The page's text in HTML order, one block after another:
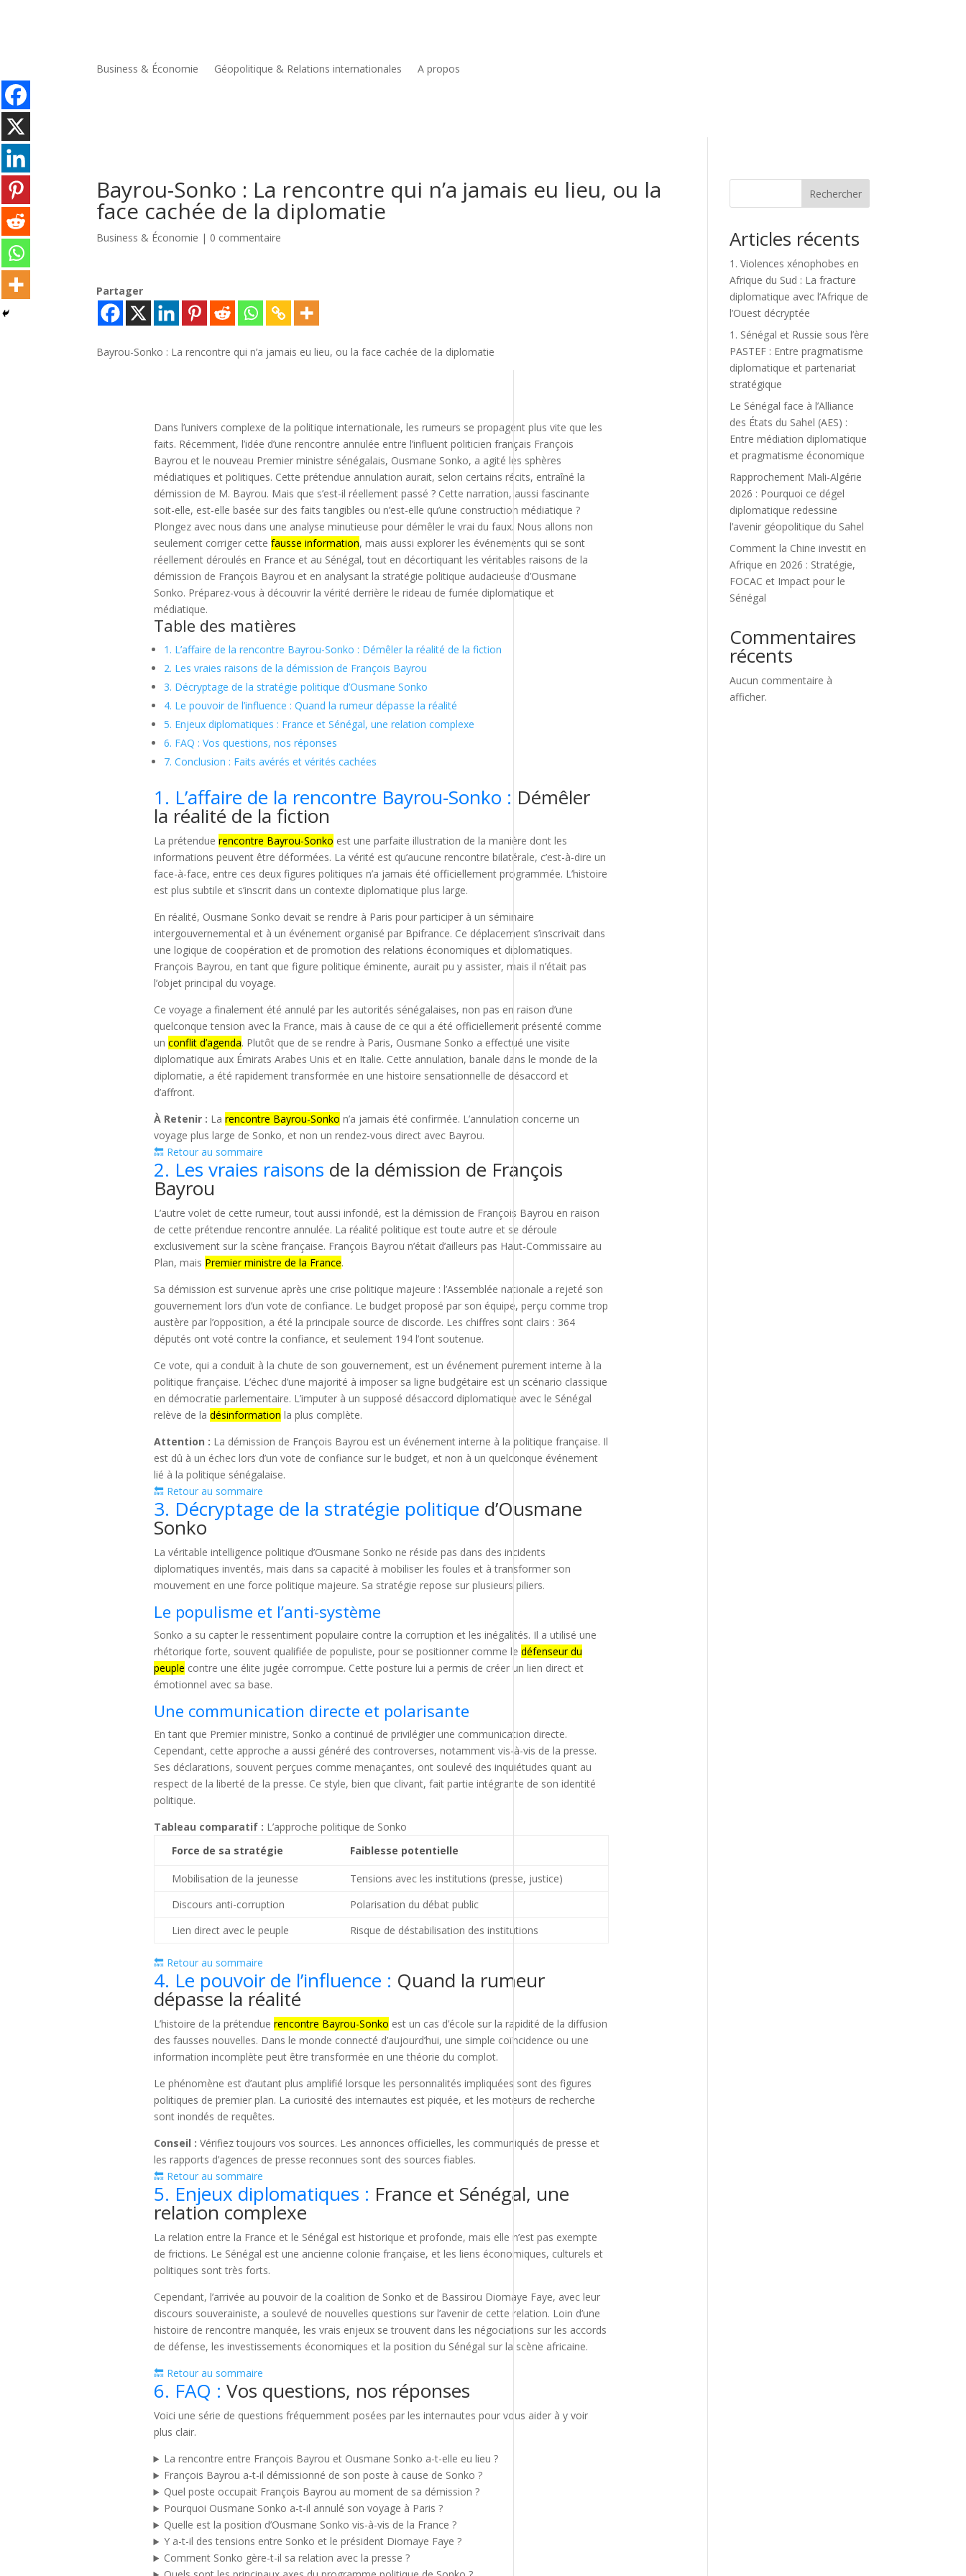
Business & Économie Géopolitique & Relations internationales A propos
Bayrou-Sonko : La rencontre qui n’a jamais eu lieu, ou la
face cachée de la diplomatie
Business & Économie | 0 commentaire
Partager
Bayrou-Sonko : La rencontre qui n’a jamais eu lieu, ou la face cachée de la diplomatie
Dans l’univers complexe de la politique internationale, les rumeurs se propagent plus vite que les
faits. Récemment, l’idée d’une rencontre annulée entre l’influent politicien français François
Bayrou et le nouveau Premier ministre sénégalais, Ousmane Sonko, a agité les sphères
médiatiques et politiques. Cette prétendue annulation aurait, selon certains récits, entraîné la
démission de M. Bayrou. Mais que s’est-il réellement passé ? Cette narration, aussi fascinante
soit-elle, est-elle basée sur des faits tangibles ou n’est-elle qu’une construction médiatique ?
Plongez avec nous dans une analyse minutieuse pour démêler le vrai du faux. Nous allons non
seulement corriger cette fausse information, mais aussi explorer les événements qui se sont
réellement déroulés en France et au Sénégal, tout en décortiquant les véritables raisons de la
démission de François Bayrou et en analysant la stratégie politique audacieuse d’Ousmane
Sonko. Préparez-vous à découvrir la vérité derrière le rideau de fumée diplomatique et
médiatique.
Table des matières
1. L’affaire de la rencontre Bayrou-Sonko : Démêler la réalité de la fiction
2. Les vraies raisons de la démission de François Bayrou
3. Décryptage de la stratégie politique d’Ousmane Sonko
4. Le pouvoir de l’influence : Quand la rumeur dépasse la réalité
5. Enjeux diplomatiques : France et Sénégal, une relation complexe
6. FAQ : Vos questions, nos réponses
7. Conclusion : Faits avérés et vérités cachées
1. L’affaire de la rencontre Bayrou-Sonko : Démêler
la réalité de la fiction
La prétendue rencontre Bayrou-Sonko est une parfaite illustration de la manière dont les
informations peuvent être déformées. La vérité est qu’aucune rencontre bilatérale, c’est-à-dire un
face-à-face, entre ces deux figures politiques n’a jamais été officiellement programmée. L’histoire
est plus subtile et s’inscrit dans un contexte diplomatique plus large.
En réalité, Ousmane Sonko devait se rendre à Paris pour participer à un séminaire
intergouvernemental et à un événement organisé par Bpifrance. Ce déplacement s’inscrivait dans
une logique de coopération et de promotion des relations économiques et diplomatiques.
François Bayrou, en tant que figure politique éminente, aurait pu y assister, mais il n’était pas
l’objet principal du voyage.
Ce voyage a finalement été annulé par les autorités sénégalaises, non pas en raison d’une
quelconque tension avec la France, mais à cause de ce qui a été officiellement présenté comme
un conflit d’agenda. Plutôt que de se rendre à Paris, Ousmane Sonko a effectué une visite
diplomatique aux Émirats Arabes Unis et en Italie. Cette annulation, banale dans le monde de la
diplomatie, a été rapidement transformée en une histoire sensationnelle de désaccord et
d’affront.
À Retenir : La rencontre Bayrou-Sonko n’a jamais été confirmée. L’annulation concerne un
voyage plus large de Sonko, et non un rendez-vous direct avec Bayrou.
🔙 Retour au sommaire
2. Les vraies raisons de la démission de François
Bayrou
L’autre volet de cette rumeur, tout aussi infondé, est la démission de François Bayrou en raison
de cette prétendue rencontre annulée. La réalité politique est toute autre et se déroule
exclusivement sur la scène française. François Bayrou n’était d’ailleurs pas Haut-Commissaire au
Plan, mais Premier ministre de la France.
Sa démission est survenue après une crise politique majeure : l’Assemblée nationale a rejeté son
gouvernement lors d’un vote de confiance. Le budget proposé par son équipe, perçu comme trop
austère par l’opposition, a été la principale source de discorde. Les chiffres sont clairs : 364
députés ont voté contre la confiance, et seulement 194 l’ont soutenue.
Ce vote, qui a conduit à la chute de son gouvernement, est un événement purement interne à la
politique française. L’échec d’une majorité à imposer sa ligne budgétaire est un scénario classique
en démocratie parlementaire. L’imputer à un supposé désaccord diplomatique avec le Sénégal
relève de la désinformation la plus complète.
Attention : La démission de François Bayrou est un événement interne à la politique française. Il
est dû à un échec lors d’un vote de confiance sur le budget, et non à un quelconque événement
lié à la politique sénégalaise.
🔙 Retour au sommaire
3. Décryptage de la stratégie politique d’Ousmane
Sonko
La véritable intelligence politique d’Ousmane Sonko ne réside pas dans des incidents
diplomatiques inventés, mais dans sa capacité à mobiliser les foules et à transformer son
mouvement en une force politique majeure. Sa stratégie repose sur plusieurs piliers.
Le populisme et l’anti-système
Sonko a su capter le ressentiment populaire contre la corruption et les inégalités. Il a utilisé une
rhétorique forte, souvent qualifiée de populiste, pour se positionner comme le défenseur du
peuple contre une élite jugée corrompue. Cette posture lui a permis de créer un lien direct et
émotionnel avec sa base.
Une communication directe et polarisante
En tant que Premier ministre, Sonko a continué de privilégier une communication directe.
Cependant, cette approche a aussi généré des controverses, notamment vis-à-vis de la presse.
Ses déclarations, souvent perçues comme menaçantes, ont soulevé des inquiétudes quant au
respect de la liberté de la presse. Ce style, bien que clivant, fait partie intégrante de son identité
politique.
Tableau comparatif : L’approche politique de Sonko
Force de sa stratégie
Faiblesse potentielle
Mobilisation de la jeunesse
Tensions avec les institutions (presse, justice)
Discours anti-corruption
Polarisation du débat public
Lien direct avec le peuple
Risque de déstabilisation des institutions
🔙 Retour au sommaire
4. Le pouvoir de l’influence : Quand la rumeur
dépasse la réalité
L’histoire de la prétendue rencontre Bayrou-Sonko est un cas d’école sur la rapidité de la diffusion
des fausses nouvelles. Dans le monde connecté d’aujourd’hui, une simple coïncidence ou une
information incomplète peut être transformée en une théorie du complot.
Le phénomène est d’autant plus amplifié lorsque les personnalités impliquées sont des figures
politiques de premier plan. La curiosité des internautes est piquée, et les moteurs de recherche
sont inondés de requêtes.
Conseil : Vérifiez toujours vos sources. Les annonces officielles, les communiqués de presse et
les rapports d’agences de presse reconnues sont des sources fiables.
🔙 Retour au sommaire
5. Enjeux diplomatiques : France et Sénégal, une
relation complexe
La relation entre la France et le Sénégal est historique et profonde, mais elle n’est pas exempte
de frictions. Le Sénégal est une ancienne colonie française, et les liens économiques, culturels et
politiques sont très forts.
Cependant, l’arrivée au pouvoir de la coalition de Sonko et de Bassirou Diomaye Faye, avec leur
discours souverainiste, a soulevé de nouvelles questions sur l’avenir de cette relation. Loin d’une
histoire de rencontre manquée, les vrais enjeux se trouvent dans les négociations sur les accords
de défense, les investissements économiques et la position du Sénégal sur la scène africaine.
🔙 Retour au sommaire
6. FAQ : Vos questions, nos réponses
Voici une série de questions fréquemment posées par les internautes pour vous aider à y voir
plus clair.
La rencontre entre François Bayrou et Ousmane Sonko a-t-elle eu lieu ?
François Bayrou a-t-il démissionné de son poste à cause de Sonko ?
Quel poste occupait François Bayrou au moment de sa démission ?
Pourquoi Ousmane Sonko a-t-il annulé son voyage à Paris ?
Quelle est la position d’Ousmane Sonko vis-à-vis de la France ?
Y a-t-il des tensions entre Sonko et le président Diomaye Faye ?
Comment Sonko gère-t-il sa relation avec la presse ?
Rechercher
Articles récents
1. Violences xénophobes en
Afrique du Sud : La fracture
diplomatique avec l’Afrique de
l’Ouest décryptée
1. Sénégal et Russie sous l’ère
PASTEF : Entre pragmatisme
diplomatique et partenariat
stratégique
Le Sénégal face à l’Alliance
des États du Sahel (AES) :
Entre médiation diplomatique
et pragmatisme économique
Rapprochement Mali-Algérie
2026 : Pourquoi ce dégel
diplomatique redessine
l’avenir géopolitique du Sahel
Comment la Chine investit en
Afrique en 2026 : Stratégie,
FOCAC et Impact pour le
Sénégal
Commentaires
récents
Aucun commentaire à
afficher.